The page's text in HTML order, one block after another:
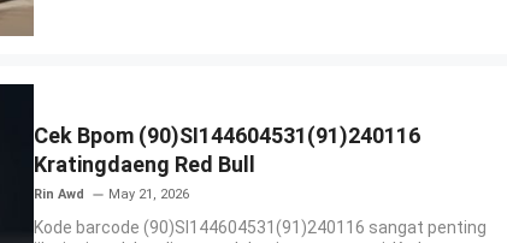
Cek Bpom (90)SI144604531(91)240116
Kratingdaeng Red Bull
Rin Awd May 21, 2026
Kode barcode (90)SI144604531(91)240116 sangat penting